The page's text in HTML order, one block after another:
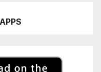
APPS